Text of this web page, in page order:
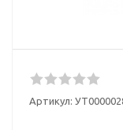
Артикул: